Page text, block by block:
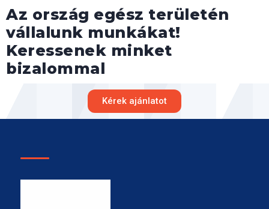
Az ország egész területén
vállalunk munkákat!
Keressenek minket
bizalommal
Kérek ajánlatot